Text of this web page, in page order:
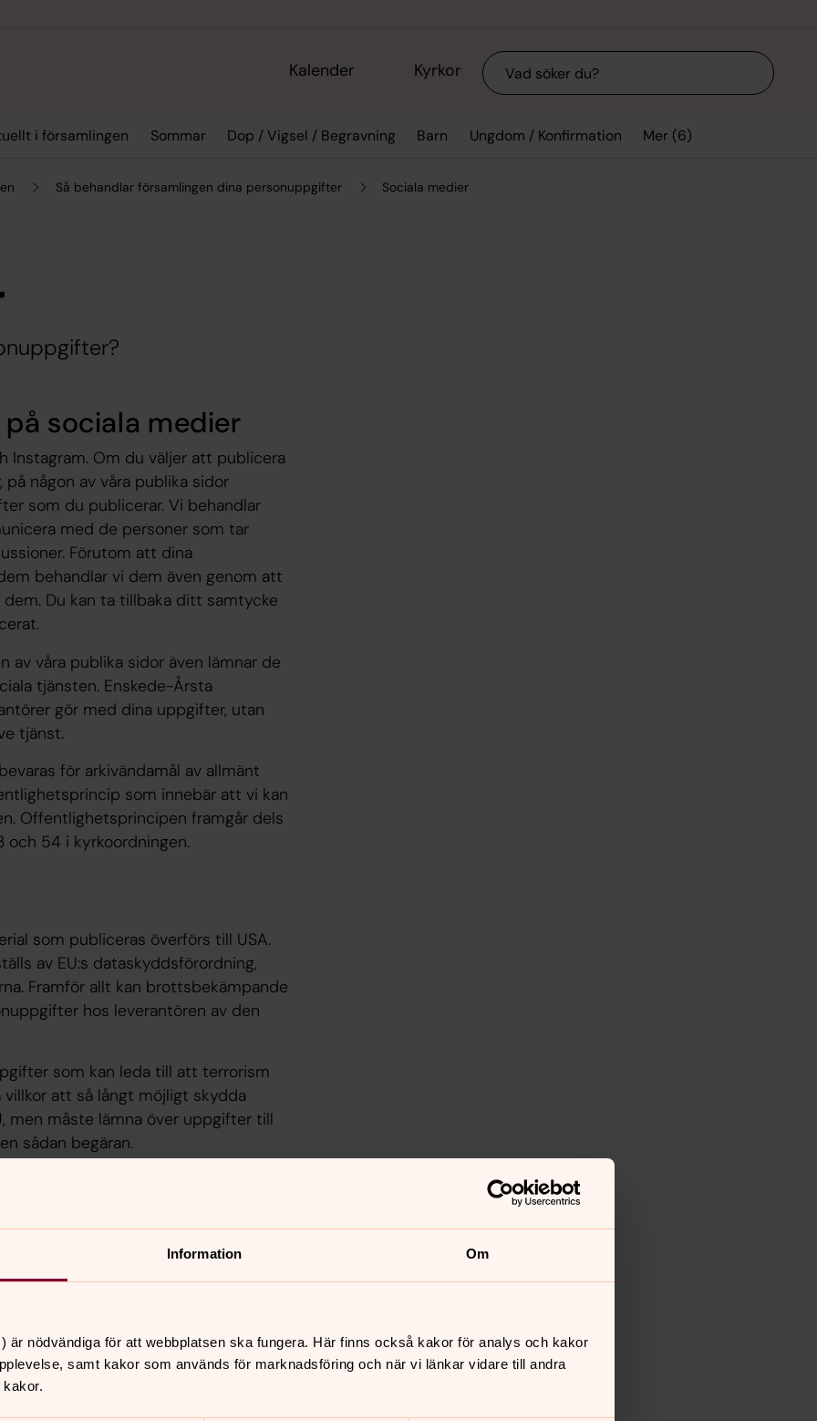
Information Om
är nödvändiga för att webbplatsen ska fungera. Här finns också kakor för analys och kakor
samt kakor som används för marknadsföring och när vi länkar vidare till andra
Kalender Kyrkor Sök
i församlingen Sommar Dop / Vigsel / Begravning Barn Ungdom / Konfirmation Mer (6)
Så behandlar församlingen dina personuppgifter Sociala medier
sociala medier
Instagram. Om du väljer att publicera
någon av våra publika sidor
som du publicerar. Vi behandlar
med de personer som tar
Förutom att dina
behandlar vi dem även genom att
Du kan ta tillbaka ditt samtycke
av våra publika sidor även lämnar de
tjänsten. Enskede-Årsta
gör med dina uppgifter, utan
tjänst.
för arkivändamål av allmänt
som innebär att vi kan
Offentlighetsprincipen framgår dels
och 54 i kyrkoordningen.
som publiceras överförs till USA.
av EU:s dataskyddsförordning,
Framför allt kan brottsbekämpande
hos leverantören av den
som kan leda till att terrorism
att så långt möjligt skydda
men måste lämna över uppgifter till
sådan begäran.
till tredje land innan vi
sociala medier. Det kan vara svårt
som de
Vi ber dig att ha dessa risker i
på sociala medier eller ej.
av dina personuppgifter om inte
enligt dataskyddsförordningen,